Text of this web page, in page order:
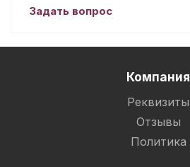
Задать вопрос
Компания
Реквизиты
Отзывы
Политика